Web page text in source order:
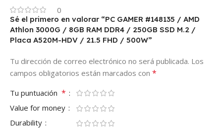
0
Sé el primero en valorar “PC GAMER #148135 / AMD
Athlon 3000G / 8GB RAM DDR4 / 250GB SSD M.2 /
Placa A520M-HDV / 21.5 FHD / 500W”
Tu dirección de correo electrónico no será publicada. Los
campos obligatorios están marcados con *
Tu puntuación *
Value for money
Durability